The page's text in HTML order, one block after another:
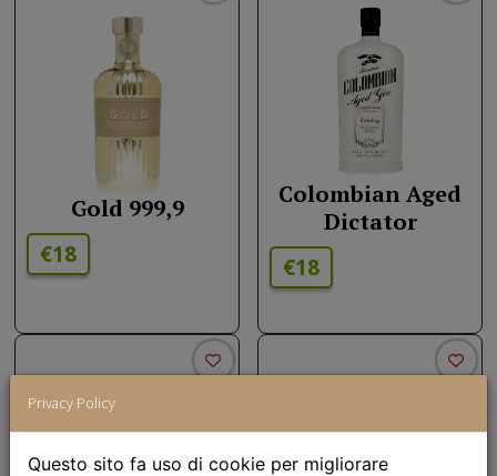
Gold 999,9
€18
Colombian Aged
Dictator
€18
Privacy Policy
Questo sito fa uso di cookie per migliorare